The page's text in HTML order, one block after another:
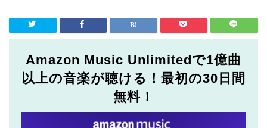
Amazon Music Unlimitedで1億曲
以上の音楽が聴ける！最初の30日間
無料！